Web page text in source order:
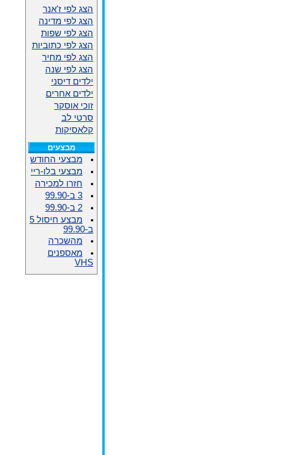
הצג לפי ז'אנר
הצג לפי מדינה
הצג לפי שפות
הצג לפי כתוביות
הצג לפי מחיר
הצג לפי שנה
ילדים דיסני
ילדים אחרים
זוכי אוסקר
סרטי לב
קלאסיקות
מבצעים
מבצעי החודש
מבצעי בלו-ריי
חזרו למכירה
3 ב-99.90
2 ב-99.90
מבצע חיסול 5
ב-99.90
מהשכרה
מאספנים
VHS